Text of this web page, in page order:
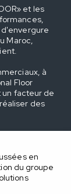
et les
d'envergure
Maroc,
à
Floor
un facteur de
des
en
du groupe